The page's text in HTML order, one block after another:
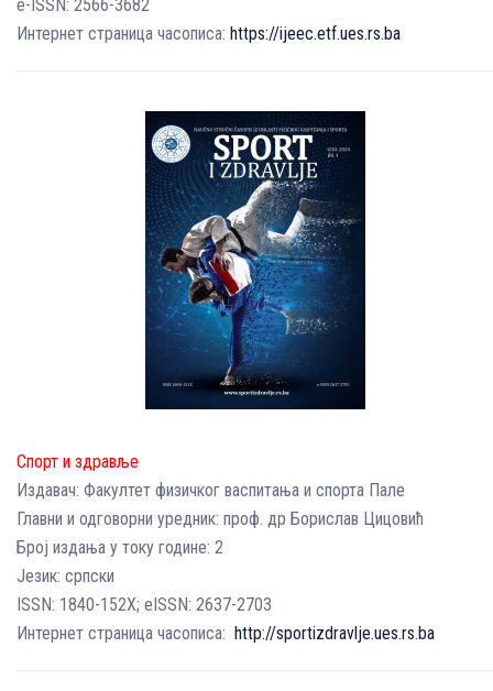
e-ISSN: 2566-3682
Интернет страница часописа: https://ijeec.etf.ues.rs.ba
Спорт и здравље
Издавач: Факултет физичког васпитања и спорта Пале
Главни и одговорни уредник: проф. др Борислав Цицовић
Број издања у току године: 2
Језик: српски
ISSN: 1840-152X; еISSN: 2637-2703
Интернет страница часописа: http://sportizdravlje.ues.rs.ba